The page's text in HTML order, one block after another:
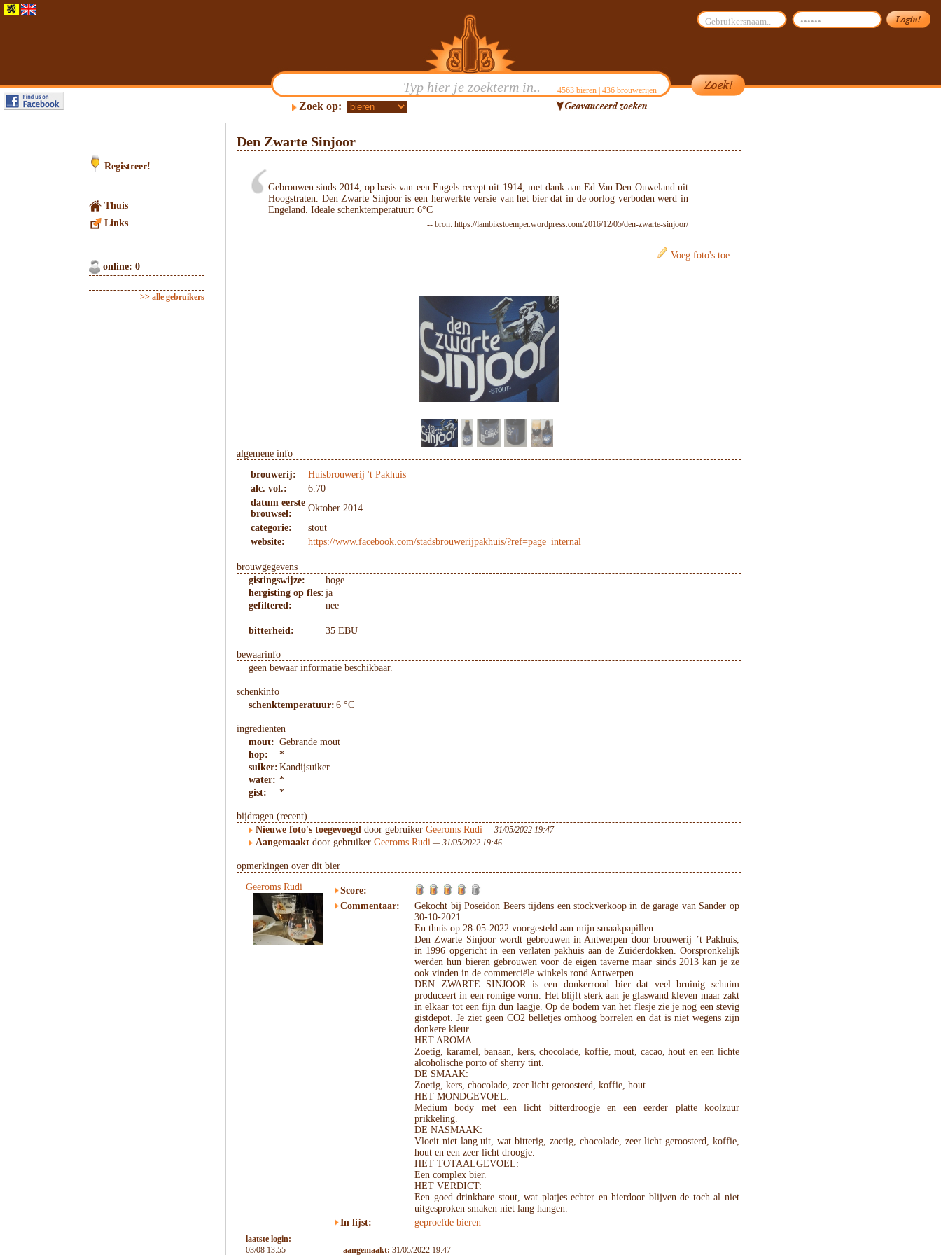
4563bieren | 436brouwerijen
Zoek op:
Registreer!
Thuis
Links
online: 0
>> alle gebruikers
Den Zwarte Sinjoor
Gebrouwen sinds 2014, op basis van een Engels recept uit 1914, met dank aan Ed Van Den Ouweland uit
Hoogstraten. Den Zwarte Sinjoor is een herwerkte versie van het bier dat in de oorlog verboden werd in
Engeland. Ideale schenktemperatuur: 6°C
-- bron: https://lambikstoemper.wordpress.com/2016/12/05/den-zwarte-sinjoor/
Voeg foto's toe
algemene info
brouwerij:
Huisbrouwerij 't Pakhuis
alc. vol.:
6.70
datum eerste
brouwsel:
Oktober 2014
categorie:
stout
website:
https://www.facebook.com/stadsbrouwerijpakhuis/?ref=page_internal
brouwgegevens
gistingswijze:
hoge
hergisting op fles: ja
gefiltered:
nee
bitterheid: 35 EBU
bewaarinfo
geen bewaar informatie beschikbaar.
schenkinfo
schenktemperatuur: 6 °C
ingredienten
mout: Gebrande mout
hop:
*
suiker: Kandijsuiker
water: *
gist:
*
bijdragen (recent)
Nieuwe foto's toegevoegd door gebruiker Geeroms Rudi — 31/05/2022 19:47
Aangemaakt door gebruiker Geeroms Rudi — 31/05/2022 19:46
opmerkingen over dit bier
Geeroms Rudi
Score:
Commentaar:
Gekocht bij Poseidon Beers tijdens een stockverkoop in de garage van Sander op
30-10-2021.
En thuis op 28-05-2022 voorgesteld aan mijn smaakpapillen.
Den Zwarte Sinjoor wordt gebrouwen in Antwerpen door brouwerij ’t Pakhuis,
in 1996 opgericht in een verlaten pakhuis aan de Zuiderdokken. Oorspronkelijk
werden hun bieren gebrouwen voor de eigen taverne maar sinds 2013 kan je ze
ook vinden in de commerciële winkels rond Antwerpen.
DEN ZWARTE SINJOOR is een donkerrood bier dat veel bruinig schuim
produceert in een romige vorm. Het blijft sterk aan je glaswand kleven maar zakt
in elkaar tot een fijn dun laagje. Op de bodem van het flesje zie je nog een stevig
gistdepot. Je ziet geen CO2 belletjes omhoog borrelen en dat is niet wegens zijn
donkere kleur.
HET AROMA:
Zoetig, karamel, banaan, kers, chocolade, koffie, mout, cacao, hout en een lichte
alcoholische porto of sherry tint.
DE SMAAK:
Zoetig, kers, chocolade, zeer licht geroosterd, koffie, hout.
HET MONDGEVOEL:
Medium body met een licht bitterdroogje en een eerder platte koolzuur
prikkeling.
DE NASMAAK:
Vloeit niet lang uit, wat bitterig, zoetig, chocolade, zeer licht geroosterd, koffie,
hout en een zeer licht droogje.
HET TOTAALGEVOEL:
Een complex bier.
HET VERDICT:
Een goed drinkbare stout, wat platjes echter en hierdoor blijven de toch al niet
uitgesproken smaken niet lang hangen.
In lijst:
geproefde bieren
laatste login:
03/08 13:55
aangemaakt: 31/05/2022 19:47